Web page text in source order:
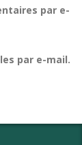
par e-
par e-mail.